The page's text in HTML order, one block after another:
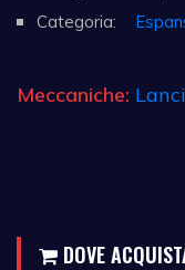
Categoria:
Meccaniche:
DOVE